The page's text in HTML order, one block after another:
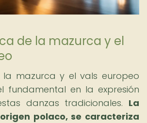
de la mazurca y el
la mazurca y el vals europeo
fundamental en la expresión
danzas tradicionales. La
polaco, se caracteriza